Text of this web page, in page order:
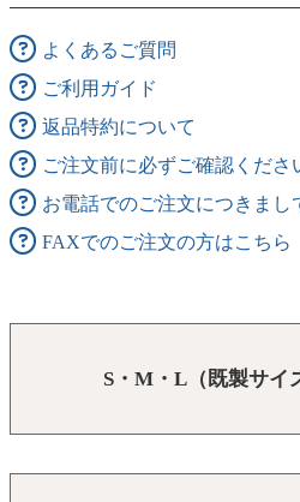
よくあるご質問
ご利用ガイド
返品特約について
ご注文前に必ずご確認くださ
お電話でのご注文につきまし
FAXでのご注文の方はこちら
S・M・L（既製サイ